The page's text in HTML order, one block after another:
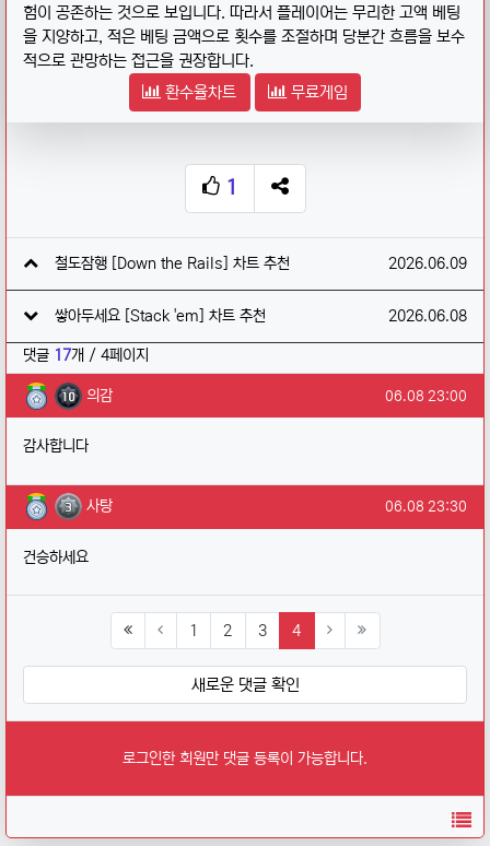
험이 공존하는 것으로 보입니다. 따라서 플레이어는 무리한 고액 베팅
을 지양하고, 적은 베팅 금액으로 횟수를 조절하며 당분간 흐름을 보수
적으로 관망하는 접근을 권장합니다.
환수율차트
무료게임
1
추천
SNS 공유
철도잠행 [Down the Rails] 차트 추천 작성일
2026.06.09
쌓아두세요 [Stack 'em] 차트 추천 작성일
2026.06.08
댓글 17개 / 4페이지
의감님의 댓글
의감 작성일
06.08 23:00
감사합니다
사탕님의 댓글
사탕 작성일
06.08 23:30
건승하세요
1 2 3 4(current)
새로운 댓글 확인
로그인한 회원만 댓글 등록이 가능합니다.
목